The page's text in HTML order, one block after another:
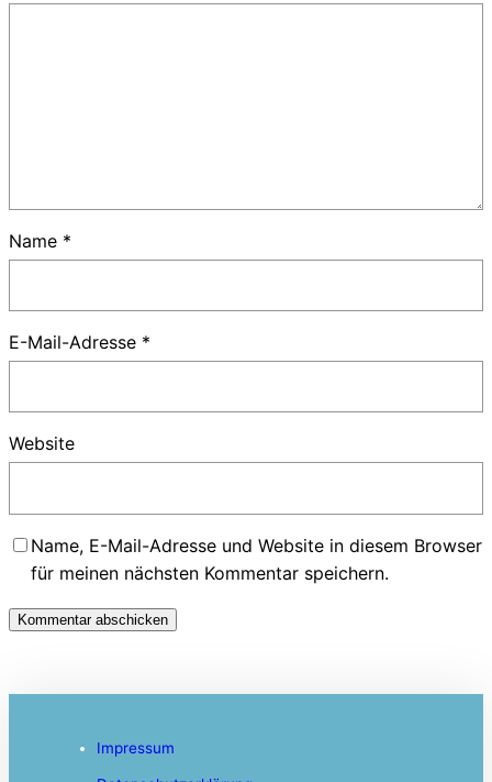
Name *
E-Mail-Adresse *
Website
Name, E-Mail-Adresse und Website in diesem Browser
für meinen nächsten Kommentar speichern.
Impressum